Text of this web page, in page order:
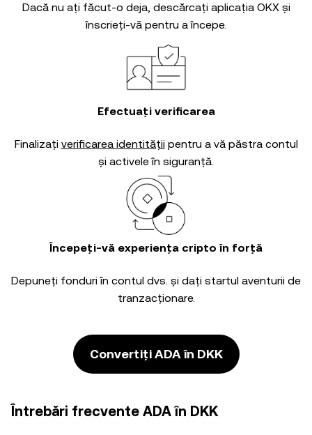
Dacă nu ați făcut-o deja, descărcați aplicația OKX și
înscrieți-vă pentru a începe.
Efectuați verificarea
Finalizați verificarea identității pentru a vă păstra contul
și activele în siguranță.
Începeți-vă experiența cripto în forță
Depuneți fonduri în contul dvs. și dați startul aventurii de
tranzacționare.
Convertiți ADA în DKK
Întrebări frecvente ADA în DKK